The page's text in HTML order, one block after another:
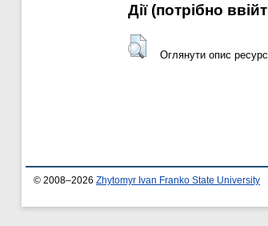
Дії ​​(потрібно
Оглянути опис
© 2008–2026 Zhytomyr Ivan Franko State University